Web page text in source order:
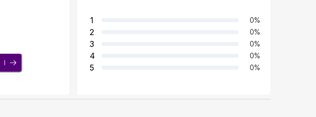
1 0%
2 0%
3 0%
4 0%
5 0%